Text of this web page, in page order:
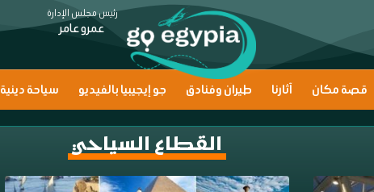
رئيس مجلس الإدارة
عمرو عامر
قصة مكان آثارنا طيران وفنادق جو إيجيبيا بالفيديو سياحة دينية
القطاع السياحي